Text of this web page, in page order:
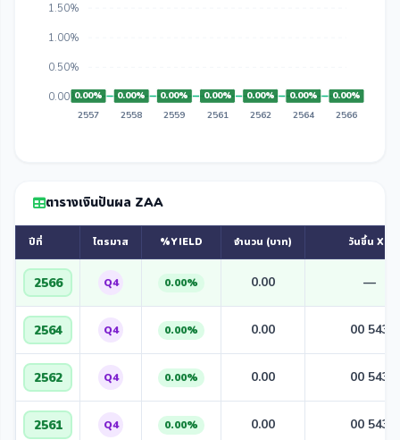
1.50%
1.00%
0.50%
0.00%0.00% 0.00% 0.00% 0.00% 0.00% 0.00%
0.00%
2557
2558 2559 2561 2562 2564 2566
ตารางเงินปันผล ZAA
ปีที่ ไตรมาส %YIELD จำนวน (บาท) วันขึ้น XD
2566 Q4 0.00% 0.00 —
2564 Q4 0.00% 0.00 00 543
2562 Q4 0.00% 0.00 00 543
2561 Q4 0.00% 0.00 00 543